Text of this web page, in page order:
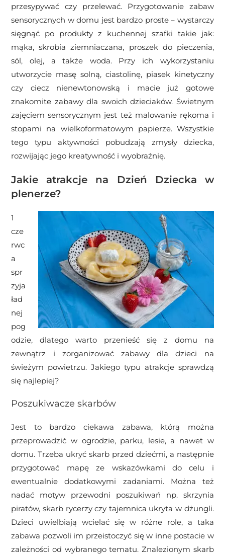
przesypywać czy przelewać. Przygotowanie zabaw
sensorycznych w domu jest bardzo proste – wystarczy
sięgnąć po produkty z kuchennej szafki takie jak:
mąka, skrobia ziemniaczana, proszek do pieczenia,
sól, olej, a także woda. Przy ich wykorzystaniu
utworzycie masę solną, ciastolinę, piasek kinetyczny
czy ciecz nienewtonowską i macie już gotowe
znakomite zabawy dla swoich dzieciaków. Świetnym
zajęciem sensorycznym jest też malowanie rękoma i
stopami na wielkoformatowym papierze. Wszystkie
tego typu aktywności pobudzają zmysły dziecka,
rozwijając jego kreatywność i wyobraźnię.
Jakie atrakcje na Dzień Dziecka w
plenerze?
1
cze
rwc
a
spr
zyja
ład
nej
pog
odzie, dlatego warto przenieść się z domu na
zewnątrz i zorganizować zabawy dla dzieci na
świeżym powietrzu. Jakiego typu atrakcje sprawdzą
się najlepiej?
Poszukiwacze skarbów
Jest to bardzo ciekawa zabawa, którą można
przeprowadzić w ogrodzie, parku, lesie, a nawet w
domu. Trzeba ukryć skarb przed dziećmi, a następnie
przygotować mapę ze wskazówkami do celu i
ewentualnie dodatkowymi zadaniami. Można też
nadać motyw przewodni poszukiwań np. skrzynia
piratów, skarb rycerzy czy tajemnica ukryta w dżungli.
Dzieci uwielbiają wcielać się w różne role, a taka
zabawa pozwoli im przeistoczyć się w inne postacie w
zależności od wybranego tematu. Znalezionym skarb